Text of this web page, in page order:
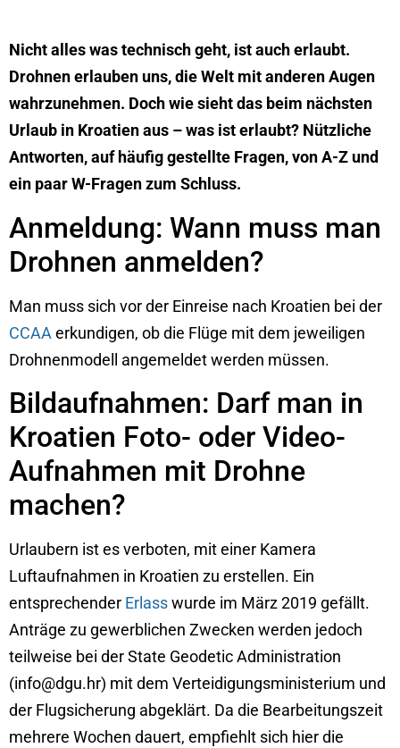
Nicht alles was technisch geht, ist auch erlaubt.
Drohnen erlauben uns, die Welt mit anderen Augen
wahrzunehmen. Doch wie sieht das beim nächsten
Urlaub in Kroatien aus – was ist erlaubt? Nützliche
Antworten, auf häufig gestellte Fragen, von A-Z und
ein paar W-Fragen zum Schluss.
Anmeldung: Wann muss man
Drohnen anmelden?
Man muss sich vor der Einreise nach Kroatien bei der
CCAA erkundigen, ob die Flüge mit dem jeweiligen
Drohnenmodell angemeldet werden müssen.
Bildaufnahmen: Darf man in
Kroatien Foto- oder Video-
Aufnahmen mit Drohne
machen?
Urlaubern ist es verboten, mit einer Kamera
Luftaufnahmen in Kroatien zu erstellen. Ein
entsprechender Erlasswurde im März 2019 gefällt.
Anträge zu gewerblichen Zwecken werden jedoch
teilweise bei der State Geodetic Administration
(info@dgu.hr) mit dem Verteidigungsministerium und
der Flugsicherung abgeklärt. Da die Bearbeitungszeit
mehrere Wochen dauert, empfiehlt sich hier die